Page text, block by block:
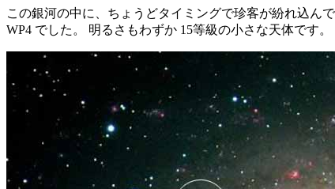
この銀河の中に、ちょうどタイミングで珍客が紛れ込ん
WP4 でした。 明るさもわずか 15等級の小さな天体です。